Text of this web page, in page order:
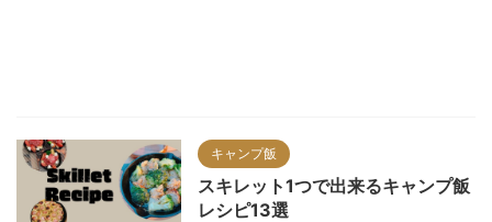
キャンプ飯
スキレット1つで出来るキャンプ飯
レシピ13選